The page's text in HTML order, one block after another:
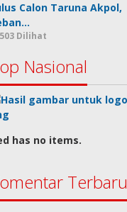
Calon Taruna Akpol,
Dilihat
Nasional
has no items.
Terbaru